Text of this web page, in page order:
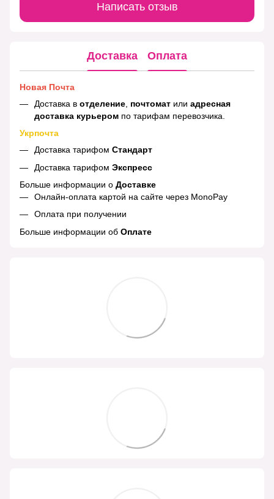
Написать отзыв
Доставка Оплата
Новая Почта
Доставка в отделение почтомат или адресная
доставка курьером по тарифам перевозчика.
Укрпочта
Доставка тарифом Стандарт
Доставка тарифом Экспресс
Больше информации о Доставке
Онлайн-оплата картой на сайте через MonoPay
Оплата при получении
Больше информации об Оплате